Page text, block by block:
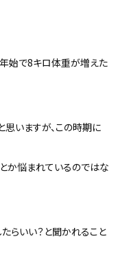
始で8キロ体重が増えた
思いますが、この時期に
か悩まれているのではな
らいい？と聞かれること